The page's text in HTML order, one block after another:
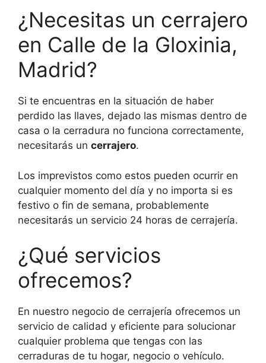
¿Necesitas un cerrajero
en Calle de la Gloxinia,
Madrid?
Si te encuentras en la situación de haber
perdido las llaves, dejado las mismas dentro de
casa o la cerradura no funciona correctamente,
necesitarás un cerrajero.
Los imprevistos como estos pueden ocurrir en
cualquier momento del día y no importa si es
festivo o fin de semana, probablemente
necesitarás un servicio 24 horas de cerrajería.
¿Qué servicios
ofrecemos?
En nuestro negocio de cerrajería ofrecemos un
servicio de calidad y eficiente para solucionar
cualquier problema que tengas con las
cerraduras de tu hogar, negocio o vehículo.